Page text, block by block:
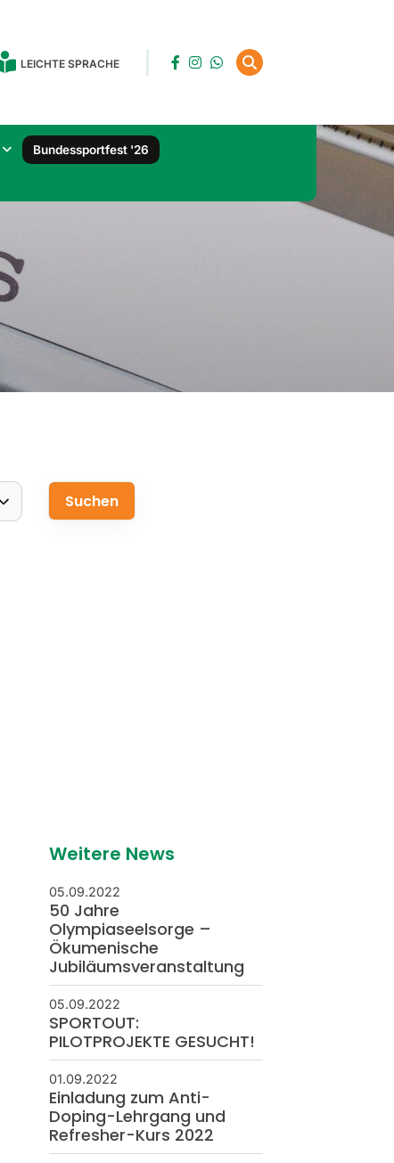
LEICHTE SPRACHE
Bundessportfest '26
Weitere News
05.09.2022
50 Jahre
Olympiaseelsorge –
Ökumenische
Jubiläumsveranstaltung
05.09.2022
SPORTOUT:
PILOTPROJEKTE GESUCHT!
01.09.2022
Einladung zum Anti-
Doping-Lehrgang und
Refresher-Kurs 2022